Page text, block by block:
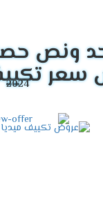
ميديا
فى الصيف